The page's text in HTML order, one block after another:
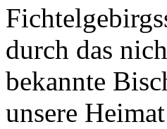
durch das
bekannte
unsere